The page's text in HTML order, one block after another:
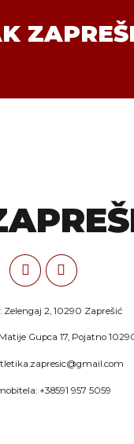
Zelengaj 2, 10290 Zaprešić
Gupca 17, Pojatno
+38591 957 5059